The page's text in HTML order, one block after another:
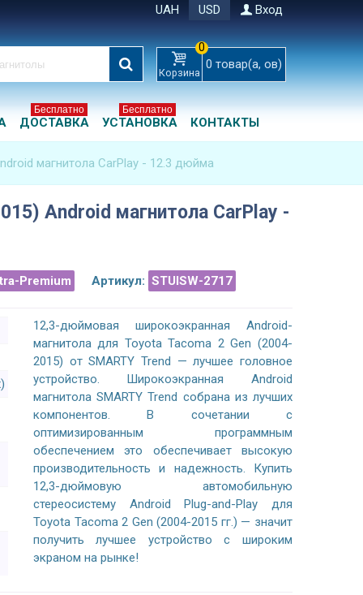
UAH USD Вход
Корзина
0
0 товар(а, ов)
ДОСТАВКА
Бесплатно
УСТАНОВКА
Бесплатно
КОНТАКТЫ
магнитола CarPlay - 12.3 дюйма
Android магнитола CarPlay -
Premium Артикул: STUISW-2717
12,3-дюймовая широкоэкранная Android-
магнитола для Toyota Tacoma 2 Gen (2004-
2015) от SMARTY Trend — лучшее головное
устройство. Широкоэкранная Android
магнитола SMARTY Trend собрана из лучших
компонентов. В сочетании с
оптимизированным программным
обеспечением это обеспечивает высокую
производительность и надежность. Купить
12,3-дюймовую автомобильную
стереосистему Android Plug-and-Play для
Toyota Tacoma 2 Gen (2004-2015 гг.) — значит
получить лучшее устройство с широким
экраном на рынке!